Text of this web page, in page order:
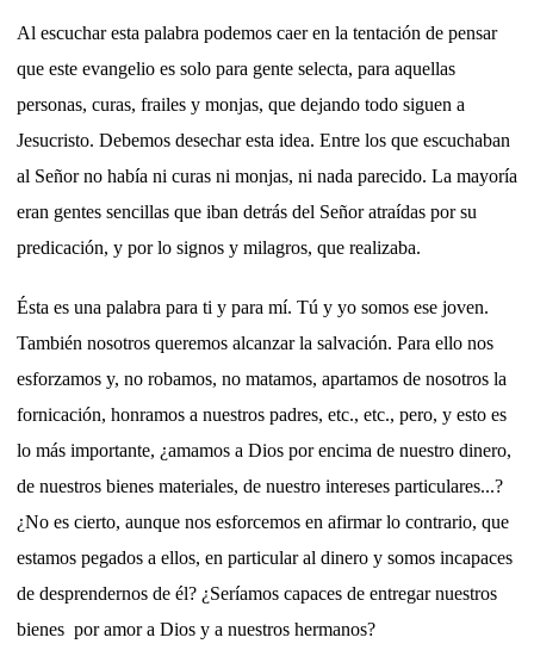
Al escuchar esta palabra podemos caer en la tentación de pensar
que este evangelio es solo para gente selecta, para aquellas
personas, curas, frailes y monjas, que dejando todo siguen a
Jesucristo. Debemos desechar esta idea. Entre los que escuchaban
al Señor no había ni curas ni monjas, ni nada parecido. La mayoría
eran gentes sencillas que iban detrás del Señor atraídas por su
predicación, y por lo signos y milagros, que realizaba.
Ésta es una palabra para ti y para mí. Tú y yo somos ese joven.
También nosotros queremos alcanzar la salvación. Para ello nos
esforzamos y, no robamos, no matamos, apartamos de nosotros la
fornicación, honramos a nuestros padres, etc., etc., pero, y esto es
lo más importante, ¿amamos a Dios por encima de nuestro dinero,
de nuestros bienes materiales, de nuestro intereses particulares...?
¿No es cierto, aunque nos esforcemos en afirmar lo contrario, que
estamos pegados a ellos, en particular al dinero y somos incapaces
de desprendernos de él? ¿Seríamos capaces de entregar nuestros
bienes por amor a Dios y a nuestros hermanos?